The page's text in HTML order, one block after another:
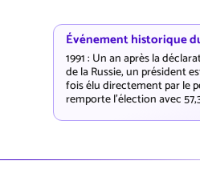
Événement historique
1991 : Un an après la
de la Russie, un président
fois élu directement par le
remporte l'élection avec